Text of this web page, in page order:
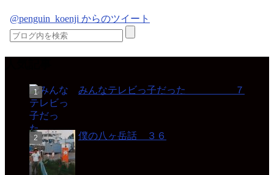
@penguin_koenji からのツイート
みんなテレビっ子だった ７
僕の八ヶ岳話 ３６